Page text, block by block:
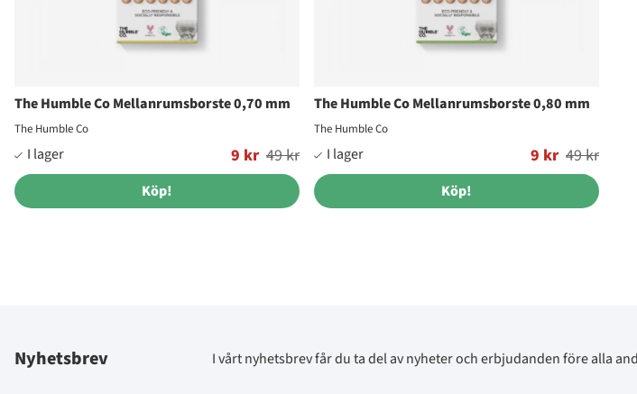
The Humble Co Mellanrumsborste 0,70 mm
The Humble Co
9 kr
Ordinarie pris: 49 kr
Köp!
The Humble Co Mellanrumsborste 0,80 mm
The Humble Co
9 kr
Ordinarie pris: 49 kr
Köp!
Nyhetsbrev I vårt nyhetsbrev får du ta del av nyheter och erbjudanden före alla